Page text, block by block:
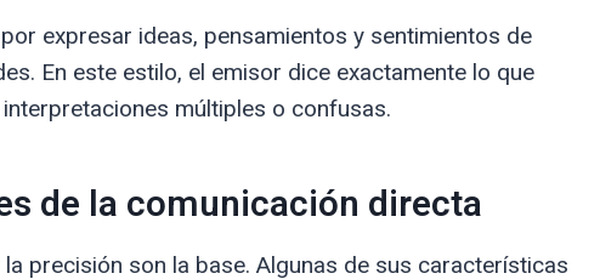
expresar ideas, pensamientos y sentimientos de
En este estilo, el emisor dice exactamente lo que
múltiples o confusas.
de la comunicación directa
precisión son la base. Algunas de sus características